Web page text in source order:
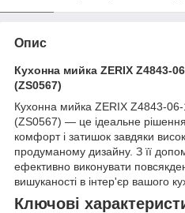
Опис
Кухонна мийка ZERIX Z4843-
(ZS0567)
Кухонна мийка ZERIX Z4843-
(ZS0567) — це ідеальне
комфорт і затишок завдяки
продуманому дизайну. З її
ефективно виконувати
вишуканості в інтер'єр вашого
Ключові